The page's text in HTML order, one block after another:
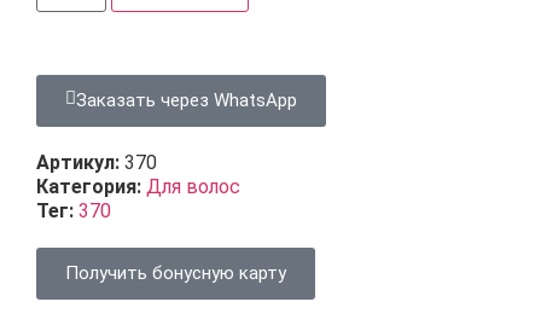
Заказать через WhatsApp
Артикул: 370
Категория: Для волос
Тег: 370
Получить бонусную карту